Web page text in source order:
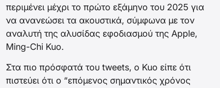
περιμένει μέχρι το πρώτο εξάμηνο του 2025 για
να ανανεώσει τα ακουστικά, σύμφωνα με τον
αναλυτή της αλυσίδας εφοδιασμού της Apple,
Ming-Chi Kuo.
Στα πιο πρόσφατά του tweets, ο Kuo είπε ότι
πιστεύει ότι ο “επόμενος σημαντικός χρόνος